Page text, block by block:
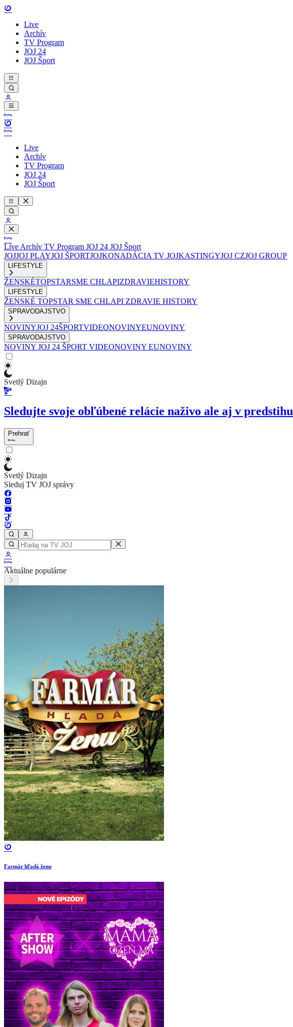
Live
Archív
TV Program
JOJ 24
JOJ Šport
Live
Archív
TV Program
JOJ 24
JOJ Šport
Live Archív TV Program JOJ 24 JOJ Šport
JOJJOJ PLAYJOJ ŠPORTJOJKONADÁCIA TV JOJKASTINGYJOJ CZJOJ GROUP
LIFESTYLE
ŽENSKÉTOPSTARSME CHLAPIZDRAVIEHISTORY
LIFESTYLE
ŽENSKÉ TOPSTAR SME CHLAPI ZDRAVIE HISTORY
SPRAVODAJSTVO
NOVINYJOJ 24ŠPORTVIDEONOVINYEUNOVINY
SPRAVODAJSTVO
NOVINY JOJ 24 ŠPORT VIDEONOVINY EUNOVINY
Svetlý Dizajn
Sledujte svoje obľúbené relácie naživo ale aj v predstihu
Prehrať
Svetlý Dizajn
Sleduj TV JOJ správy
Aktuálne populárne
Farmár hľadá ženu